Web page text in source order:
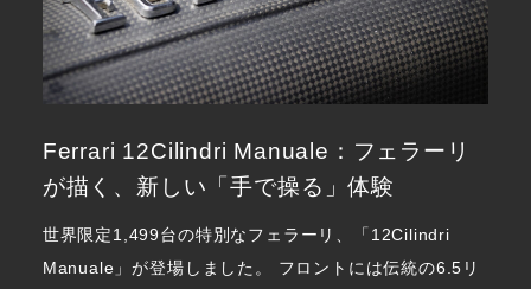
Ferrari 12Cilindri Manuale：フェラーリ
が描く、新しい「手で操る」体験
世界限定1,499台の特別なフェラーリ、「12Cilindri
Manuale」が登場しました。 フロントには伝統の6.5リ